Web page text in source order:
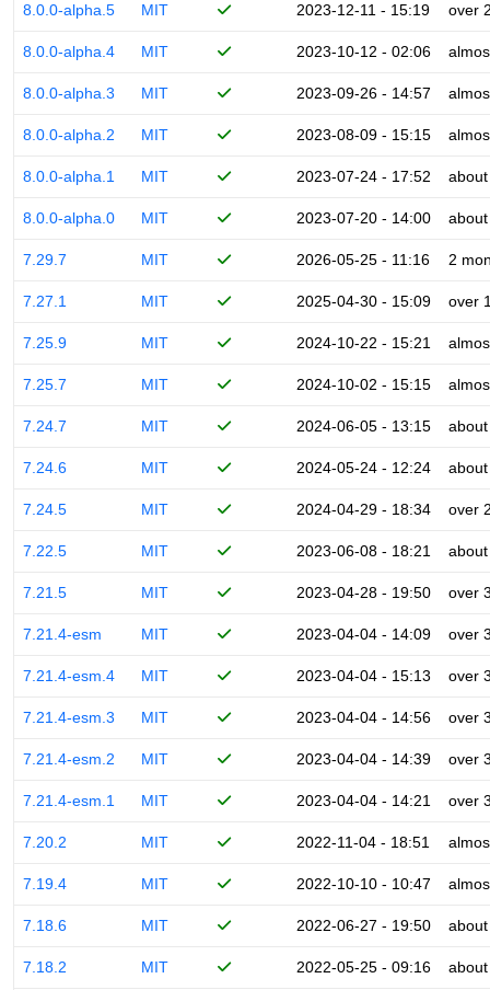
8.0.0-alpha.5 MIT 2023-12-11 - 15:19 over
8.0.0-alpha.4 MIT 2023-10-12 - 02:06
8.0.0-alpha.3 MIT 2023-09-26 - 14:57
8.0.0-alpha.2 MIT 2023-08-09 - 15:15
8.0.0-alpha.1 MIT 2023-07-24 - 17:52
8.0.0-alpha.0 MIT 2023-07-20 - 14:00
7.29.7 MIT 2026-05-25 - 11:16 2
7.27.1 MIT 2025-04-30 - 15:09 over
7.25.9 MIT 2024-10-22 - 15:21
7.25.7 MIT 2024-10-02 - 15:15
7.24.7 MIT 2024-06-05 - 13:15
7.24.6 MIT 2024-05-24 - 12:24
7.24.5 MIT 2024-04-29 - 18:34 over
7.22.5 MIT 2023-06-08 - 18:21
7.21.5 MIT 2023-04-28 - 19:50 over
7.21.4-esm MIT 2023-04-04 - 14:09 over
7.21.4-esm.4 MIT 2023-04-04 - 15:13 over
7.21.4-esm.3 MIT 2023-04-04 - 14:56 over
7.21.4-esm.2 MIT 2023-04-04 - 14:39 over
7.21.4-esm.1 MIT 2023-04-04 - 14:21 over
7.20.2 MIT 2022-11-04 - 18:51
7.19.4 MIT 2022-10-10 - 10:47
7.18.6 MIT 2022-06-27 - 19:50
7.18.2 MIT 2022-05-25 - 09:16